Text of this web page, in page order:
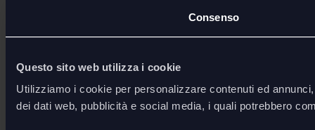
Consenso
Questo sito web utilizza i cookie
Utilizziamo i cookie per personalizzare contenuti ed
dei dati web, pubblicità e social media, i quali potrebbero